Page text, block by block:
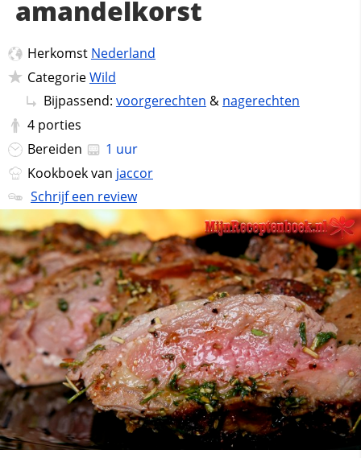
amandelkorst
Herkomst Nederland
CategorieWild
Bijpassend: voorgerechten & nagerechten
4 porties
Bereiden
1 uur
Kookboek van jaccor
Schrijf een review